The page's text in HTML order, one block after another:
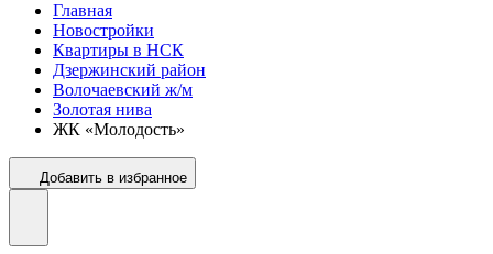
Главная
Новостройки
Квартиры в НСК
Дзержинский район
Волочаевский ж/м
Золотая нива
ЖК «Молодость»
Добавить в избранное